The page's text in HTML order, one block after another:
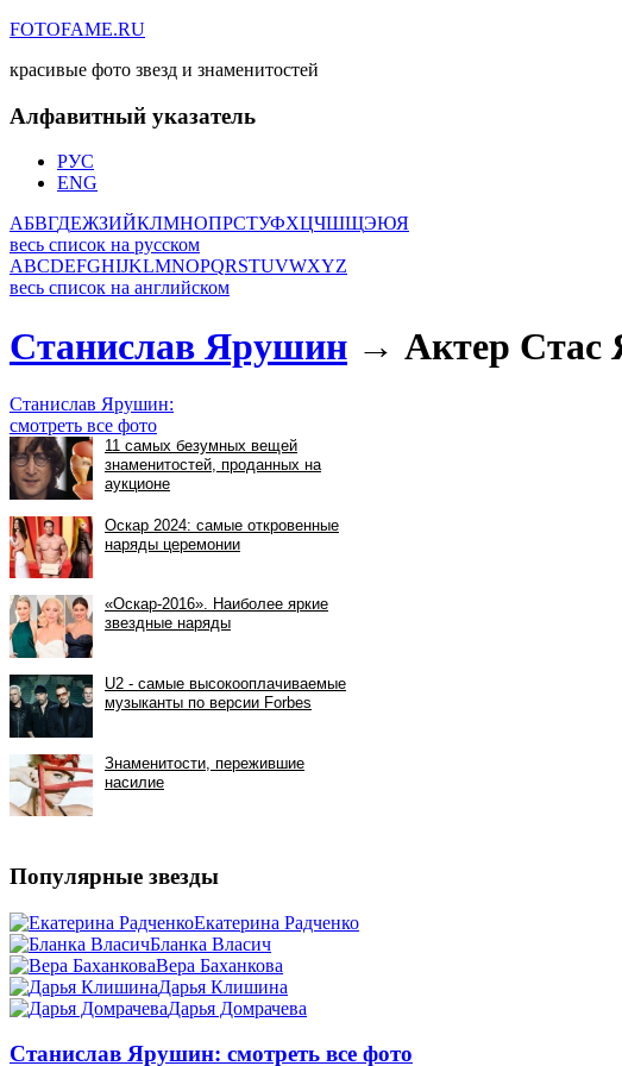
FOTOFAME.RU
красивые фото звезд и знаменитостей
Алфавитный указатель
РУС
ENG
АБВГДЕЖЗИЙКЛМНОПРСТУФХЦЧШЩЭЮЯ
весь список на русском
ABCDEFGHIJKLMNOPQRSTUVWXYZ
весь список на английском
Станислав Ярушин → Актер Стас
Станислав Ярушин:
смотреть все фото
Популярные звезды
Екатерина Радченко
Бланка Власич
Вера Баханкова
Дарья Клишина
Дарья Домрачева
Станислав Ярушин: смотреть все фото